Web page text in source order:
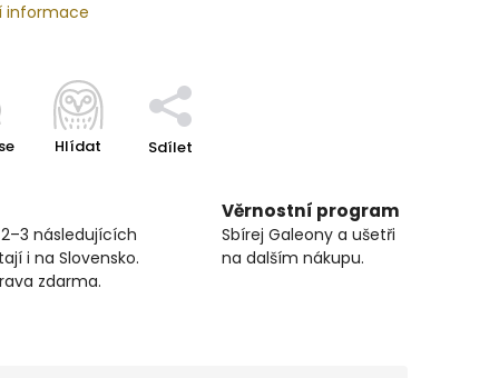
informace
Hlídat Sdílet
následujících
i na Slovensko.
zdarma.
Věrnostní program
Sbírej Galeony a ušetři
na dalším nákupu.